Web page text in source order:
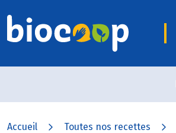
Accueil Toutes nos recettes